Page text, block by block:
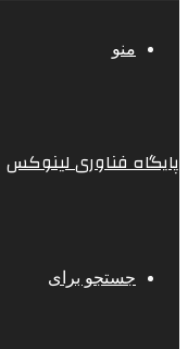
منو
پایگاه فناوری لینوکس
جستجو برای